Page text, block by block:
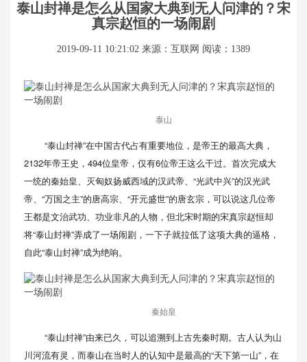
泰山封禅是怎么从国家大典到无人问津的？宋
真宗赵恒的一场闹剧
2019-09-11 10:21:02 来源：互联网 阅读：1389
泰山
“泰山封禅”在中国古代占有重要地位，是帝王的最高大典，
2132年帝王史，494位皇帝，仅有6位帝王这么干过。首次完成大
一统的秦始皇、灭匈奴扬威西域的汉武帝、“光武中兴”的汉光武
帝、“万国之主”的唐高宗、“开元盛世”的唐玄宗，可以说这几位帝
王都是文治武功、功业非凡的人物，但北宋时期的宋真宗赵恒却
将“泰山封禅”弄成了一场闹剧，一下子就拉低了这项大典的逼格，
自此“泰山封禅”成为绝响。
秦始皇
“泰山封禅”由来已久，可以追溯到上古先秦时期。古人认为山
川河流有灵，而泰山在当时人的认知中是最高的“天下第一山”，在